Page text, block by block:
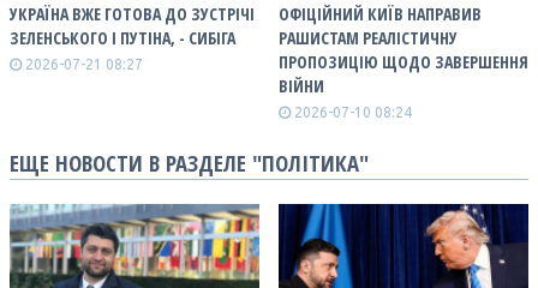
УКРАЇНА ВЖЕ ГОТОВА ДО ЗУСТРІЧІ
ЗЕЛЕНСЬКОГО І ПУТІНА, - СИБІГА
2026-07-21 08:27
ОФІЦІЙНИЙ КИЇВ НАПРАВИВ
РАШИСТАМ РЕАЛІСТИЧНУ
ПРОПОЗИЦІЮ ЩОДО ЗАВЕРШЕННЯ
ВІЙНИ
2026-07-10 08:24
ЕЩЕ НОВОСТИ В РАЗДЕЛЕ "ПОЛІТИКА"